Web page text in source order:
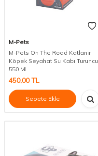
M-Pets
M-Pets On The Road Katlanır
Köpek Seyahat Su Kabı Turuncu
550 Ml
450,00TL
Sepete Ekle